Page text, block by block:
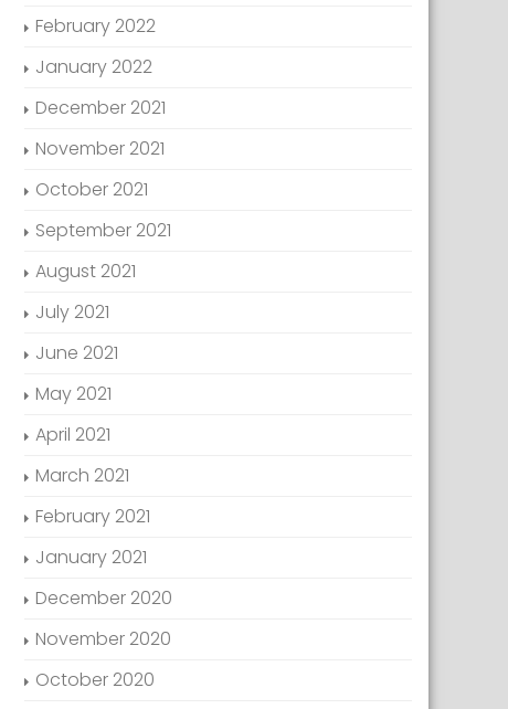
February 2022
January 2022
December 2021
November 2021
October 2021
September 2021
August 2021
July 2021
June 2021
May 2021
April 2021
March 2021
February 2021
January 2021
December 2020
November 2020
October 2020